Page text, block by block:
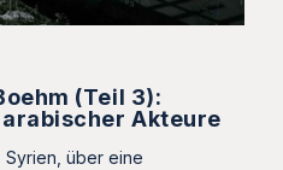
(Teil 3):
Akteure
über eine